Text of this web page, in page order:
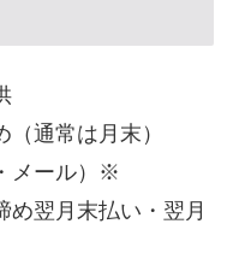
通常は月末）
メール）※
め翌月末払い・翌月